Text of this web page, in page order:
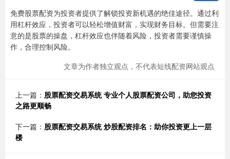
免费股票配资为投资者提供了解锁投资新机遇的绝佳途径。通过利
用杠杆效应，投资者可以轻松增值财富，实现财务目标。但需要注
意的是股票的操盘，杠杆效应也伴随着风险，投资者需要谨慎操
作，合理控制风险。
文章为作者独立观点，不代表短线配资网站观点
上一篇： 股票配资交易系统 专业个人股票配资公司，助您投资
之路更顺畅
下一篇： 股票配资交易系统 炒股配资排名：助你投资更上一层
楼